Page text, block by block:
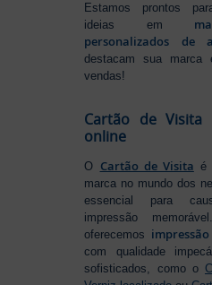
Estamos prontos
ideias em
personalizados de
destacam sua marca
vendas!
Cartão de Visita
online
O Cartão de Visita é
marca no mundo dos
essencial para
impressão
oferecemos
com qualidade
sofisticados, como o